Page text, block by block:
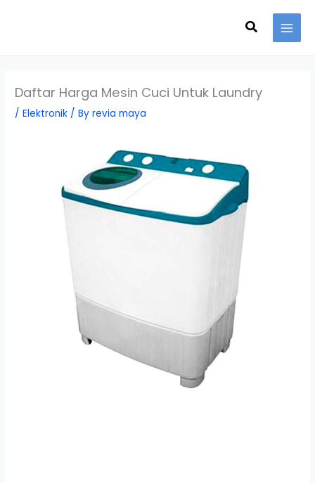
Search
Daftar Harga Mesin Cuci Untuk Laundry
/Elektronik / Byrevia maya